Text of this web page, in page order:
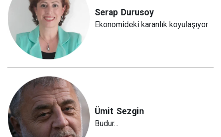
Serap Durusoy
Ekonomideki karanlık koyulaşıyor
Ümit Sezgin
Budur...